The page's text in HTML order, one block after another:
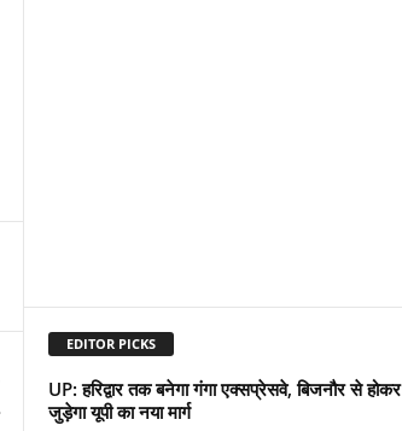
EDITOR PICKS
UP: हरिद्वार तक बनेगा गंगा एक्सप्रेसवे, बिजनौर से होकर
जुड़ेगा यूपी का नया मार्ग